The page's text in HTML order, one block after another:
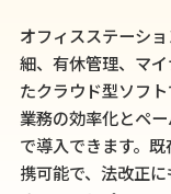
オフィスステーシ
細、有休管理、マ
たクラウド型ソフト
業務の効率化とペ
で導入できます。
携可能で、法改正